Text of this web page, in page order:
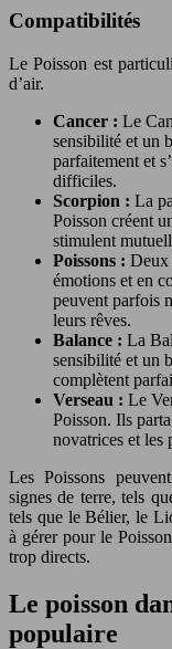
Compatibilités
Le Poisson est
d’air.
Cancer : Le
sensibilité et un
parfaitement et
difficiles.
Scorpion : La
Poisson créent
stimulent
Poissons : Deux
émotions et en
peuvent parfois
leurs rêves.
Balance : La
sensibilité et un
complètent
Verseau : Le
Poisson. Ils
novatrices et les
Les Poissons
signes de terre, tels
tels que le Bélier, le
à gérer pour le
trop directs.
Le poisson
populaire